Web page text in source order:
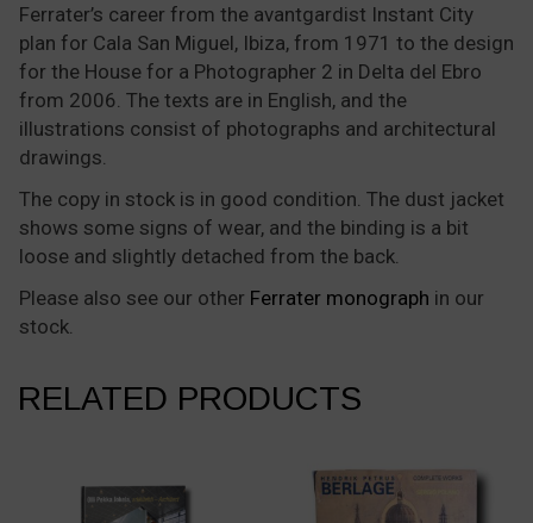
Ferrater’s career from the avantgardist Instant City
plan for Cala San Miguel, Ibiza, from 1971 to the design
for the House for a Photographer 2 in Delta del Ebro
from 2006. The texts are in English, and the
illustrations consist of photographs and architectural
drawings.
The copy in stock is in good condition. The dust jacket
shows some signs of wear, and the binding is a bit
loose and slightly detached from the back.
Please also see our other Ferrater monograph in our
stock.
RELATED PRODUCTS